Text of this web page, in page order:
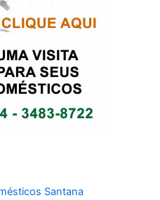
Santana